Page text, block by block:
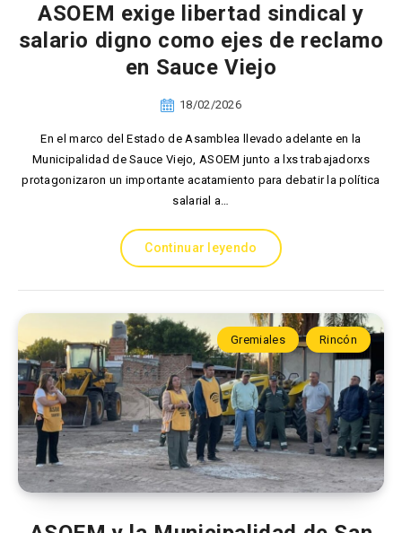
ASOEM exige libertad sindical y
salario digno como ejes de reclamo
en Sauce Viejo
18/02/2026
En el marco del Estado de Asamblea llevado adelante en la
Municipalidad de Sauce Viejo, ASOEM junto a lxs trabajadorxs
protagonizaron un importante acatamiento para debatir la política
salarial a…
Continuar leyendo
Gremiales Rincón